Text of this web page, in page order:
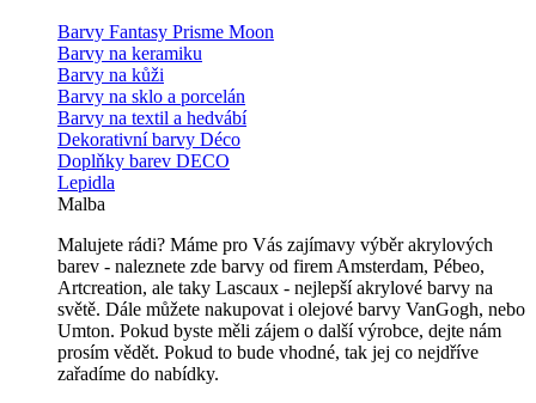
Barvy Fantasy Prisme Moon
Barvy na keramiku
Barvy na kůži
Barvy na sklo a porcelán
Barvy na textil a hedvábí
Dekorativní barvy Déco
Doplňky barev DECO
Lepidla
Malba
Malujete rádi? Máme pro Vás zajímavy výběr akrylových
barev - naleznete zde barvy od firem Amsterdam, Pébeo,
Artcreation, ale taky Lascaux - nejlepší akrylové barvy na
světě. Dále můžete nakupovat i olejové barvy VanGogh, nebo
Umton. Pokud byste měli zájem o další výrobce, dejte nám
prosím vědět. Pokud to bude vhodné, tak jej co nejdříve
zařadíme do nabídky.